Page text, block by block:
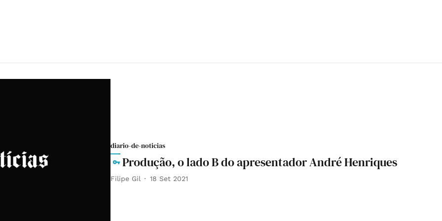
diario-de-noticias
Produção, o lado B do apresentador André Henriques
Filipe Gil 18 Set 2021